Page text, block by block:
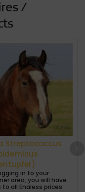
/
Streptococcus
in to your
area, you will have
to all Enaless prices.